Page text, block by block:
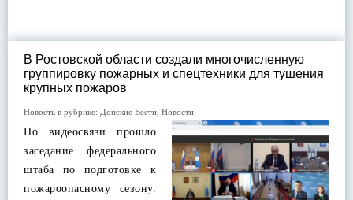
В Ростовской области создали многочисленную
группировку пожарных и спецтехники для тушения
крупных пожаров
Новость в рубрике: Донские Вести Новости
По видеосвязи прошло
заседание федерального
штаба по подготовке к
пожароопасному сезону.